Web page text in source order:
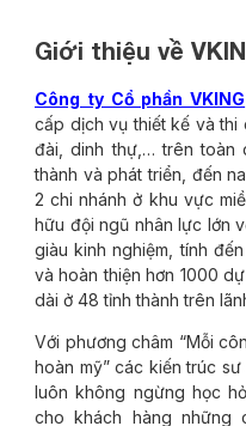
Giới thiệu về
Công ty Cổ phần VKING
cấp dịch vụ thiết kế và thi
đài, dinh thự,… trên toàn
thành và phát triển, đến
2 chi nhánh ở khu vực
hữu đội ngũ nhân lực lớn
giàu kinh nghiệm, tính
và hoàn thiện hơn 1000
dài ở 48 tỉnh thành trên
Với phương châm “Mỗi
hoàn mỹ” các kiến trúc
luôn không ngừng học
cho khách hàng những